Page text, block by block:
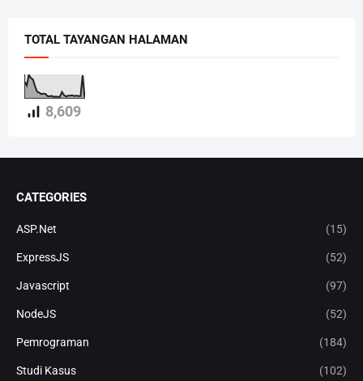
TOTAL TAYANGAN HALAMAN
8,609
CATEGORIES
ASP.Net (15)
ExpressJS (52)
Javascript (97)
NodeJS (52)
Pemrograman (184)
Studi Kasus (102)